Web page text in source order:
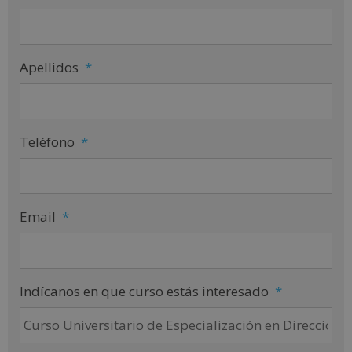
Apellidos *
Teléfono *
Email *
Indícanos en que curso estás interesado *